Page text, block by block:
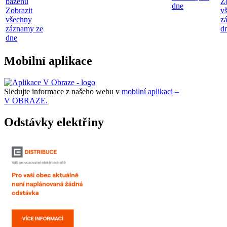
Zobrazit
všechny
záznamy ze
dne
dne
Mobilní aplikace
Sledujte informace z našeho webu v mobilní aplikaci –
V OBRAZE.
Odstávky elektřiny